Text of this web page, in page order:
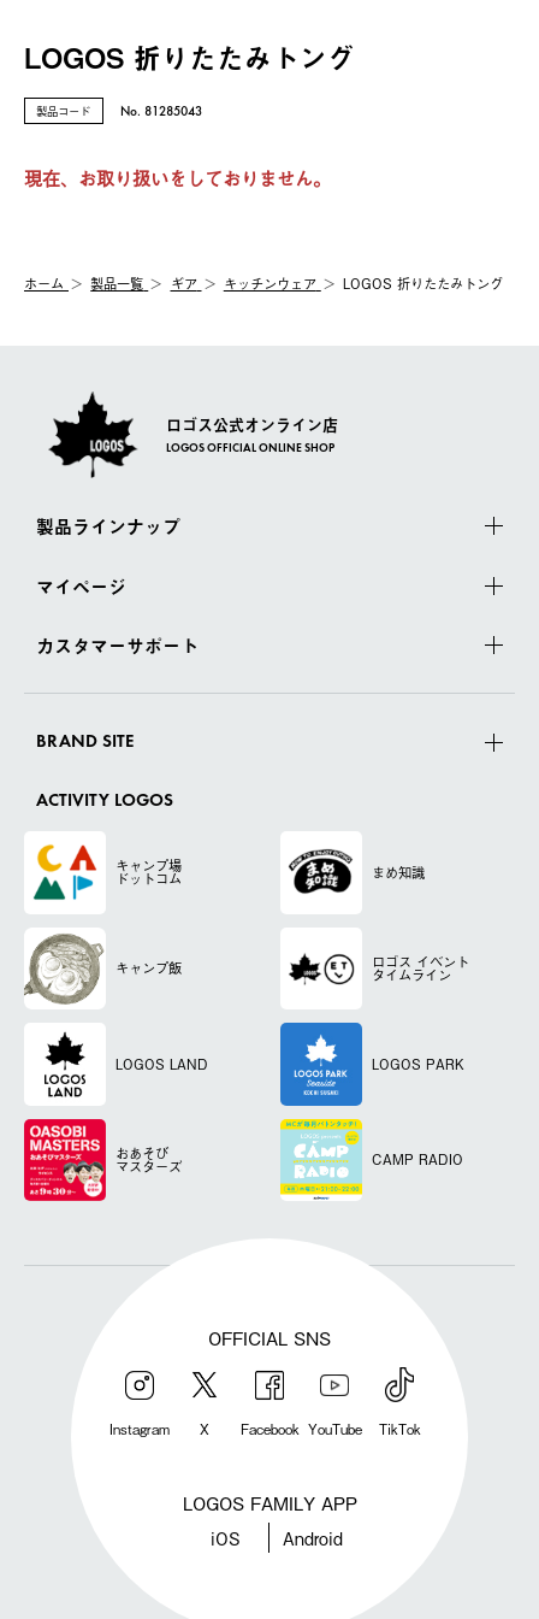
LOGOS 折りたたみトング
製品コード No. 81285043
現在、お取り扱いをしておりません。
ホーム 製品⼀覧 ギア キッチンウェア LOGOS 折りたたみトング
ロゴス公式オンライン店
LOGOS OFFICIAL ONLINE SHOP
製品ラインナップ
マイページ
カスタマーサポート
BRAND SITE
ACTIVITY LOGOS
キャンプ場
ドットコム まめ知識
キャンプ飯 ロゴス イベント
タイムライン
LOGOS LAND LOGOS PARK
おあそび
マスターズ CAMP RADIO
OFFICIAL SNS
Instagram X Facebook YouTube TikTok
LOGOS FAMILY APP
iOS Android